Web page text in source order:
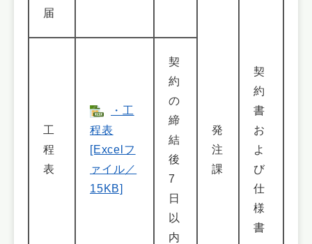
届
発
注
課
契
約
書
お
よ
び
仕
様
書
工
程
表
・工
程表
[Excelフ
ァイル／
15KB]
契
約
の
締
結
後
7
日
以
内